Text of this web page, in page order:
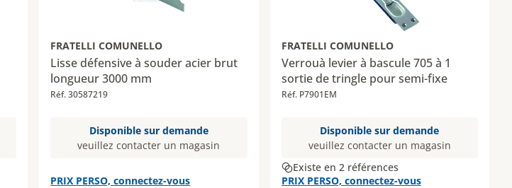
FRATELLI COMUNELLO
Lisse défensive à souder acier brut
longueur 3000 mm
Réf. 30587219
Disponible sur demande
veuillez contacter un magasin
PRIX PERSO, connectez-vous
FRATELLI COMUNELLO
Verrouà levier à bascule 705 à 1
sortie de tringle pour semi-fixe
Réf. P7901EM
Disponible sur demande
veuillez contacter un magasin
Existe en 2 références
PRIX PERSO, connectez-vous